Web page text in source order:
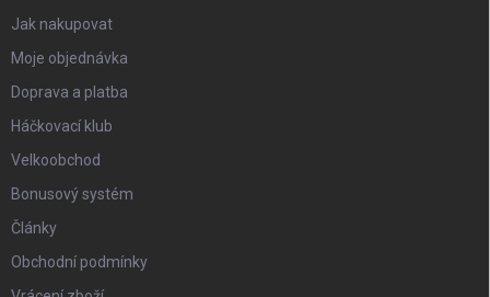
Jak nakupovat
Moje objednávka
Doprava a platba
Háčkovací klub
Velkoobchod
Bonusový systém
Články
Obchodní podmínky